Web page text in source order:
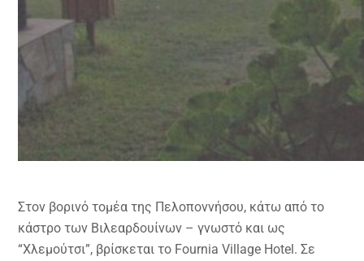
Στον βορινό τομέα της Πελοποννήσου, κάτω από το
κάστρο των Βιλεαρδουίνων – γνωστό και ως
“Χλεμούτσι”, βρίσκεται το Fournia Village Hotel. Σε